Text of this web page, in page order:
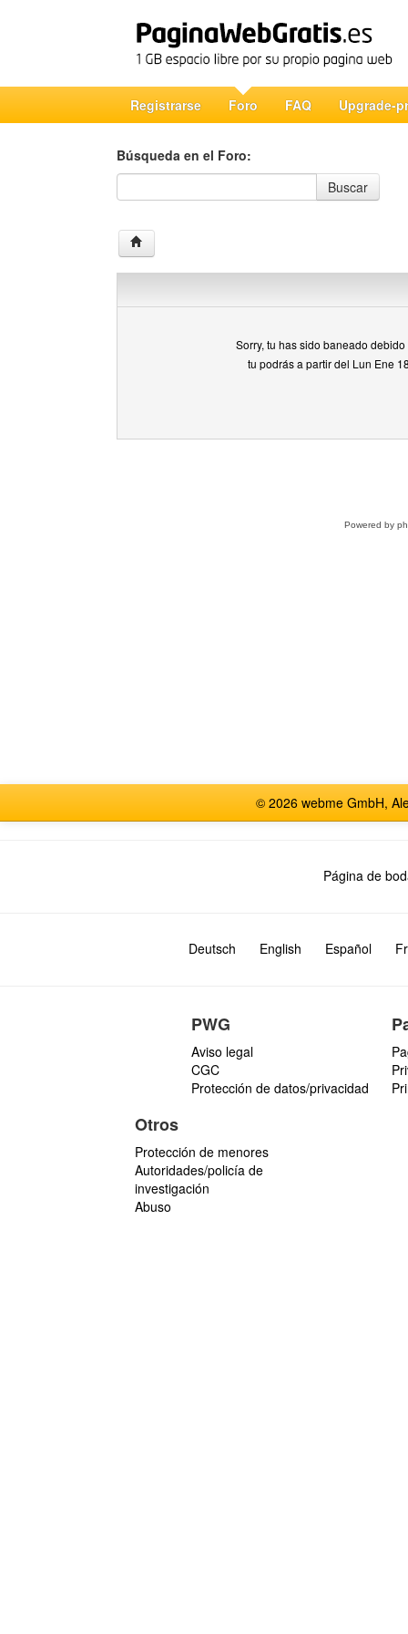
Registrarse Foro FAQ Upgrade-
Búsqueda en el Foro:
Búsqueda en el Foro
Buscar
Sorry, tu has sido baneado
tu podrás a partir del Lun Ene
Powered by
© 2026 webme GmbH,
Página de
Deutsch English Español
PWG
Aviso legal
CGC
Protección de datos/privacidad
Otros
Protección de menores
Autoridades/policía de
investigación
Abuso